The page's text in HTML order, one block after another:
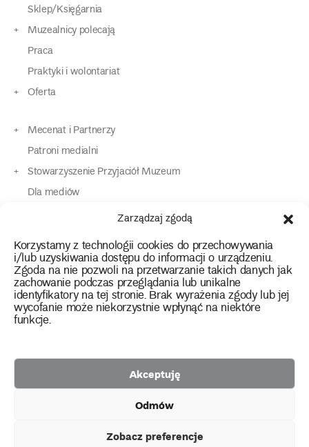
Zarządzaj zgodą
Korzystamy z technologii cookies do przechowywania
i/lub uzyskiwania dostępu do informacji o urządzeniu.
Zgoda na nie pozwoli na przetwarzanie takich danych jak
zachowanie podczas przeglądania lub unikalne
identyfikatory na tej stronie. Brak wyrażenia zgody lub jej
wycofanie może niekorzystnie wpłynąć na niektóre
funkcje.
Akceptuję
Odmów
Zobacz preferencje
Sklep/Księgarnia
Muzealnicy polecają
Praca
Praktyki i wolontariat
Oferta
Mecenat i Partnerzy
Patroni medialni
Stowarzyszenie Przyjaciół Muzeum
Dla mediów
Dla osób o specjalnych potrzebach
Kontakt
instagram
twitterfacebookyoutube
tiktok
2026 Copyright by Muzeum Narodowe we Wrocławiu
Polityka prywatności
Etnograficznego
Facebook
Racławickiej
facebook
Przyjaciół